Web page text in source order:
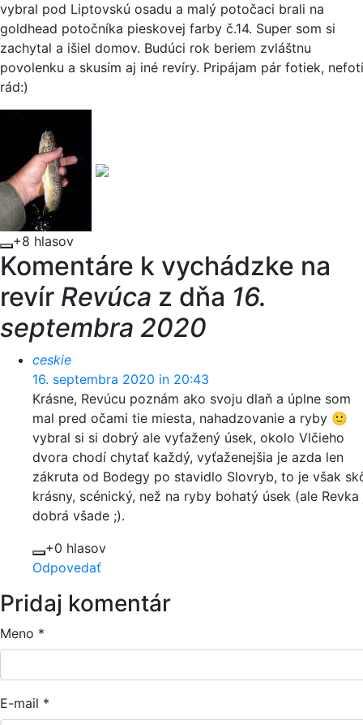
vybral pod Liptovskú osadu a malý potočaci brali na
goldhead potočníka pieskovej farby č.14. Super som si
zachytal a išiel domov. Budúci rok beriem zvláštnu
povolenku a skusím aj iné revíry. Pripájam pár fotiek,
rád:)
+8 hlasov
Komentáre k vychádzke na
revír Revúca z dňa 16.
septembra 2020
ceskie
16. septembra 2020 in 20:43
Krásne, Revúcu poznám ako svoju dlaň a úplne som
mal pred očami tie miesta, nahadzovanie a ryby 🙂
vybral si si dobrý ale vyťažený úsek, okolo Vlčieho
dvora chodí chytať každý, vyťaženejšia je azda len
zákruta od Bodegy po stavidlo Slovryb, to je však
krásny, scénický, než na ryby bohatý úsek (ale Revka
dobrá všade ;).
+0 hlasov
Odpovedať
Pridaj komentár
Meno *
E-mail *